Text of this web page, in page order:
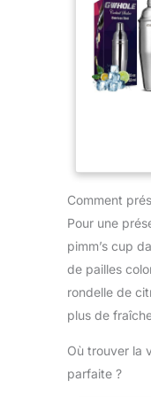
Comment
Pour une
pimm’s cup
de pailles
rondelle de
plus de
Où trouver la
parfaite ?